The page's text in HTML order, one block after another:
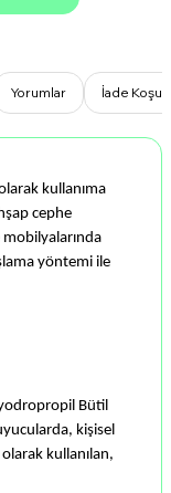
Yorumlar İade
kullanıma
cephe
yöntemi ile
Bütil
kişisel
kullanılan,